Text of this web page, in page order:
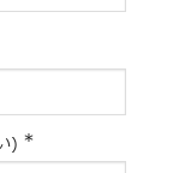
) *